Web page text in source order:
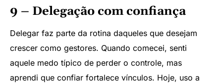
9 – Delegação com confiança
Delegar faz parte da rotina daqueles que desejam
crescer como gestores. Quando comecei, senti
aquele medo típico de perder o controle, mas
aprendi que confiar fortalece vínculos. Hoje, uso a